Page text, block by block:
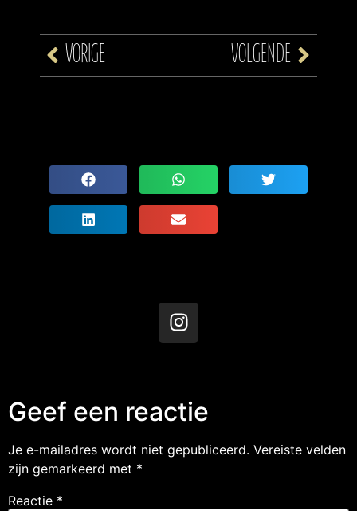
VORIGE VOLGENDE
Geef een reactie
Je e-mailadres wordt niet gepubliceerd. Vereiste velden
zijn gemarkeerd met *
Reactie *